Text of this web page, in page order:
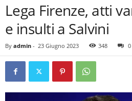
Lega Firenze, atti
e insulti a Salvini
By admin - 23 Giugno 2023 348 0